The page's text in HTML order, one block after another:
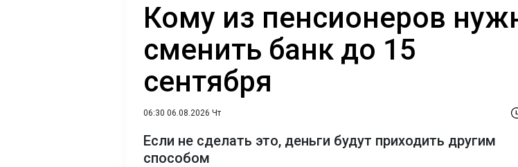
Кому из пенсионеров
сменить банк до 15
сентября
06:30 06.08.2026 Чт
Если не сделать это, деньги будут приходить другим
способом